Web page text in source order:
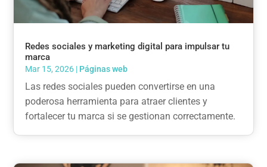
Redes sociales y marketing digital para impulsar tu
marca
Mar 15, 2026 | Páginas web
Las redes sociales pueden convertirse en una
poderosa herramienta para atraer clientes y
fortalecer tu marca si se gestionan correctamente.